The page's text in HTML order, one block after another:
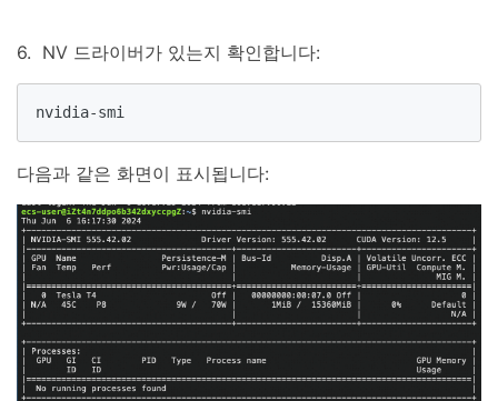
6. NV 드라이버가 있는지 확인합니다:
nvidia-smi
다음과 같은 화면이 표시됩니다: